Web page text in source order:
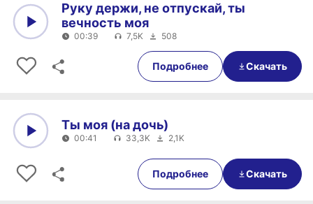
00:39
Руку держи, не отпускай, ты
вечность моя
00:39 7,5K 508
Подробнее Скачать
00:41
Ты моя (на дочь)
00:41 33,3K 2,1K
Подробнее Скачать